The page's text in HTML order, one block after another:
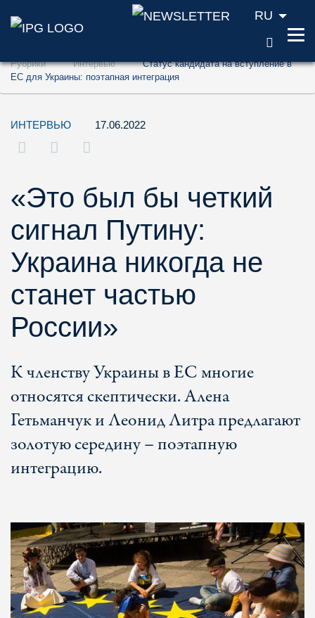
Перейти к содержанию (ключ доступа
Перейти к поиску (ключ доступа '2')
RU
Рубрики Интервью
Статус кандидата на вступление в
ЕС для Украины: поэтапная интеграция
ИНТЕРВЬЮ 17.06.2022
«Это был бы четкий
сигнал Путину:
Украина никогда не
станет частью
России»
К членству Украины в ЕС многие
относятся скептически. Алена
Гетьманчук и Леонид Литра предлагают
золотую середину – поэтапную
интеграцию.